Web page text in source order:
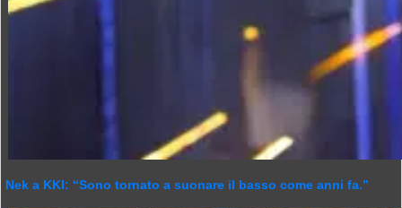
Nek a KKI: “Sono tornato a suonare il basso come anni fa.”